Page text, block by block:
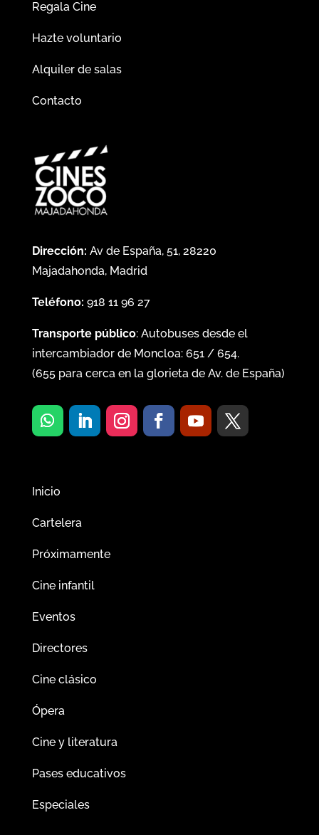
Regala Cine
Hazte voluntario
Alquiler de salas
Contacto
Dirección: Av de España, 51, 28220
Majadahonda, Madrid
Teléfono: 918 11 96 27
Transporte público: Autobuses desde el
intercambiador de Moncloa: 651/ 654.
(655para cerca en la glorieta de Av. de España)
Inicio
Cartelera
Próximamente
Cine infantil
Eventos
Directores
Cine clásico
Ópera
Cine y literatura
Pases educativos
Especiales